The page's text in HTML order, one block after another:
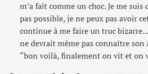
m’a fait comme un choc. Je me suis
pas possible, je ne peux pas avoir
continue à me faire un truc bizarre...
ne devrait même pas connaître son
“bon voilà, finalement on vit et on